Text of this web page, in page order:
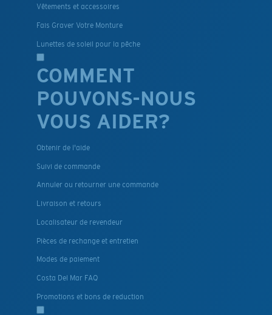
Vêtements et accessoires
Fais Graver Votre Monture
Lunettes de soleil pour la pêche
COMMENT
POUVONS-NOUS
VOUS AIDER?
Obtenir de l'aide
Suivi de commande
Annuler ou retourner une commande
Livraison et retours
Localisateur de revendeur
Pièces de rechange et entretien
Modes de paiement
Costa Del Mar FAQ
Promotions et bons de reduction